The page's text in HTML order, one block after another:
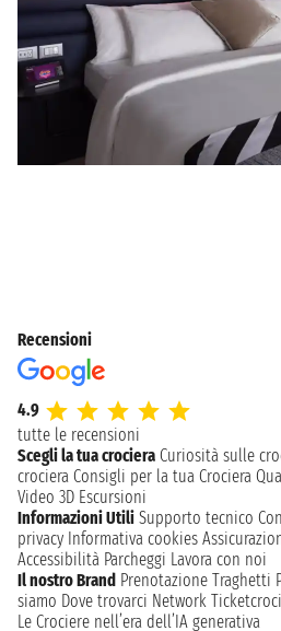
Recensioni
4.9
tutte le recensioni
Scegli la tua crociera Curiosità sulle
crociera Consigli per la tua Crociera
Video 3D Escursioni
Informazioni Utili Supporto tecnico
privacy Informativa cookies
Accessibilità Parcheggi Lavora con noi
Il nostro Brand Prenotazione Traghetti
siamo Dove trovarci Network
Le Crociere nell’era dell’IA generativa